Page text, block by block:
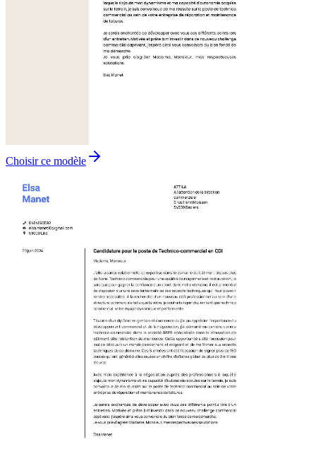
Choisir ce modèle